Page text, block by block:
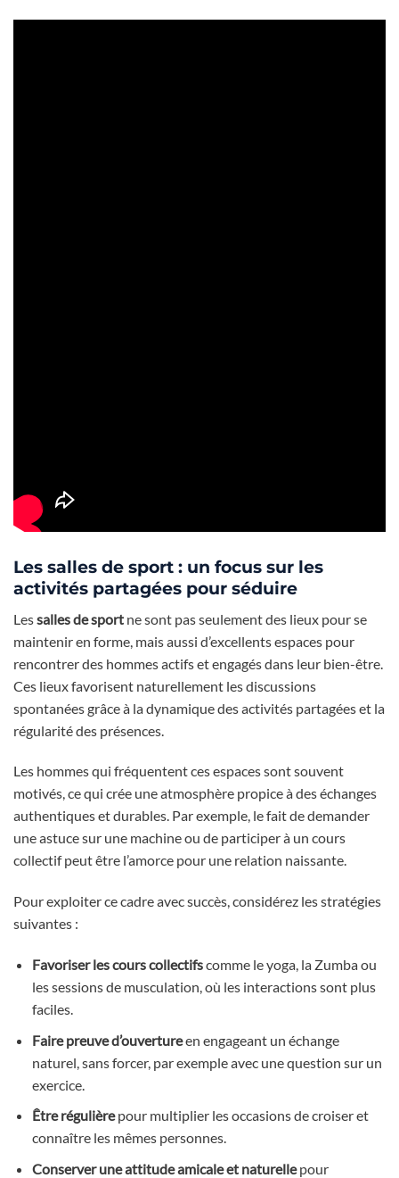
Les salles de sport : un focus sur les
activités partagées pour séduire
Lessalles de sport ne sont pas seulement des lieux pour se
maintenir en forme, mais aussi d’excellents espaces pour
rencontrer des hommes actifs et engagés dans leur bien-être.
Ces lieux favorisent naturellement les discussions
spontanées grâce à la dynamique des activités partagées et la
régularité des présences.
Les hommes qui fréquentent ces espaces sont souvent
motivés, ce qui crée une atmosphère propice à des échanges
authentiques et durables. Par exemple, le fait de demander
une astuce sur une machine ou de participer à un cours
collectif peut être l’amorce pour une relation naissante.
Pour exploiter ce cadre avec succès, considérez les stratégies
suivantes :
Favoriser les cours collectifscomme le yoga, la Zumba ou
les sessions de musculation, où les interactions sont plus
faciles.
Faire preuve d’ouvertureen engageant un échange
naturel, sans forcer, par exemple avec une question sur un
exercice.
Être régulièrepour multiplier les occasions de croiser et
connaître les mêmes personnes.
Conserver une attitude amicale et naturellepour